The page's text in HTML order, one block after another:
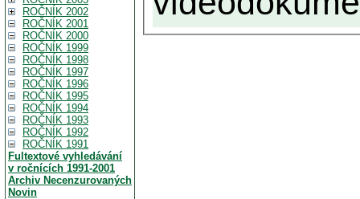
ROČNÍK 2002
ROČNÍK 2001
ROČNÍK 2000
ROČNÍK 1999
ROČNÍK 1998
ROČNÍK 1997
ROČNÍK 1996
ROČNÍK 1995
ROČNÍK 1994
ROČNÍK 1993
ROČNÍK 1992
ROČNÍK 1991
Fultextové vyhledávání
v ročnících 1991-2001
Archiv Necenzurovaných
Novin